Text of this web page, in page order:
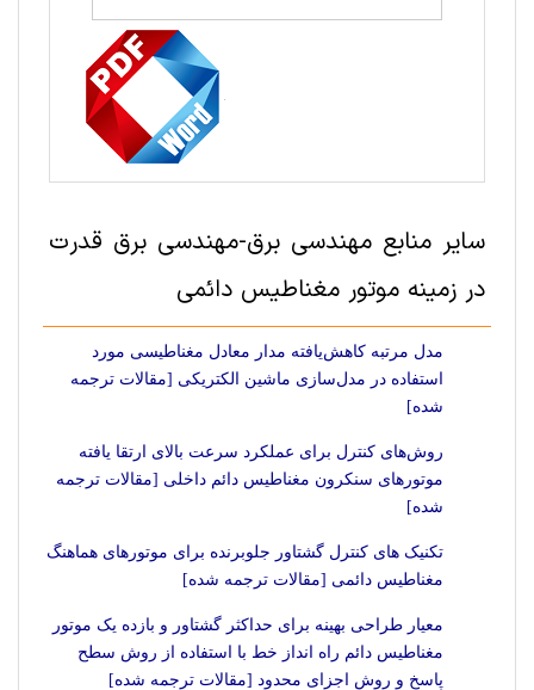
سایر منابع مهندسی برق-مهندسی برق قدرت
در زمینه موتور مغناطیس دائمی
مدل مرتبه کاهش‌یافته مدار معادل مغناطیسی مورد
استفاده در مدل‌سازی ماشین الکتریکی [مقالات ترجمه
شده]
روش‌های کنترل برای عملکرد سرعت بالای ارتقا یافته
موتورهای سنکرون مغناطیس دائم داخلی [مقالات ترجمه
شده]
تکنیک های کنترل گشتاور جلوبرنده برای موتورهای هماهنگ
مغناطیس دائمی [مقالات ترجمه شده]
معیار طراحی بهینه برای حداکثر گشتاور و بازده یک موتور
مغناطیس دائم راه انداز خط با استفاده از روش سطح
پاسخ و روش اجزای محدود [مقالات ترجمه شده]